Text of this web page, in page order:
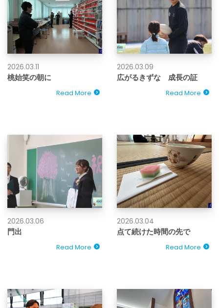
2026.03.11
桃始笑の朝に
Read More
2026.03.09
広がるきずな 成長の証
Read More
2026.03.06
門出
Read More
2026.03.04
点て続けた時間の先で
Read More